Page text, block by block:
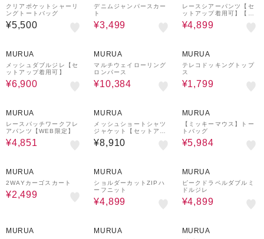
クリアポケットシャーリ
ングトートバッグ
¥5,500
デニムジャンパースカー
ト
¥3,499
レースシアーパンツ【セ
ットアップ着用可】【W
EB限定】
¥4,899
MURUA
メッシュダブルジレ【セ
ットアップ着用可】
¥6,900
MURUA
マルチウェイローリング
ロンパース
¥10,384
MURUA
テレコドッキングトップ
ス
¥1,799
MURUA
レースパッチワークフレ
アパンツ【WEB限定】
¥4,851
MURUA
メッシュショートシャツ
ジャケット【セットアッ
プ着用可】
¥8,910
MURUA
【ミッキーマウス】トー
トバッグ
¥5,984
MURUA
2WAYカーゴスカート
¥2,499
MURUA
ショルダーカットZIPハ
ーフニット
¥4,899
MURUA
ピークドラペルダブルミ
ドルジレ
¥4,899
MURUA MURUA MURUA